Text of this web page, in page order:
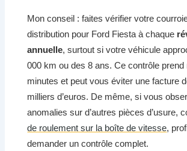
Mon conseil : faites vérifier votre
distribution pour Ford Fiesta à chaque
annuelle, surtout si votre véhicule
000 km ou des 8 ans. Ce contrôle prend
minutes et peut vous éviter une facture
milliers d’euros. De même, si vous
anomalies sur d’autres pièces d’usure,
de roulement sur la boîte de vitesse,
demander un contrôle complet.